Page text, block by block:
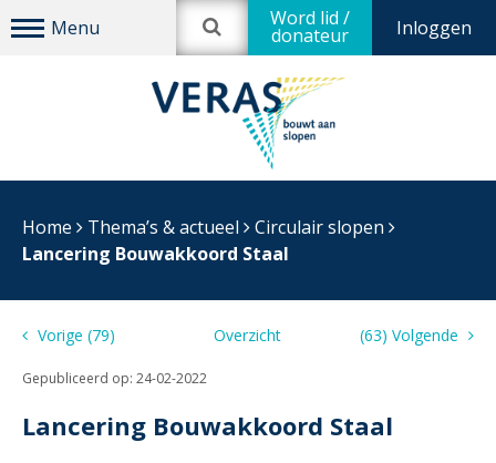
Inloggen
Word lid /
donateur
Home Thema’s & actueel
Circulair slopen
Lancering Bouwakkoord Staal
Vorige (79) Overzicht (63) Volgende
Gepubliceerd op: 24-02-2022
Lancering Bouwakkoord Staal